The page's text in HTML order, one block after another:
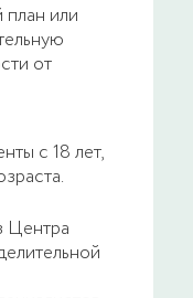
или
от
с 18 лет,
Центра